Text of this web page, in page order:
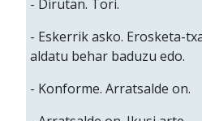
- Dirutan. Tori.
- Eskerrik asko. Erosketa-
aldatu behar baduzu edo.
- Konforme. Arratsalde on.